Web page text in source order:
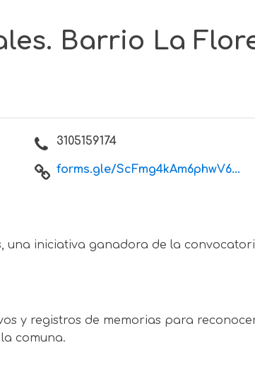
Barrio La
3105159174
forms.gle/ScFmg4kAm6phwV6...
iniciativa ganadora de la
y registros de memorias para
comuna.